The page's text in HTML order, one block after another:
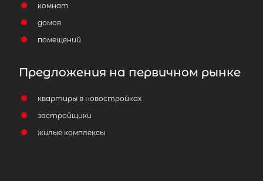
комнат
домов
помещений
Предложения на первичном рынке
квартиры в новостройках
застройщики
жилые комплексы